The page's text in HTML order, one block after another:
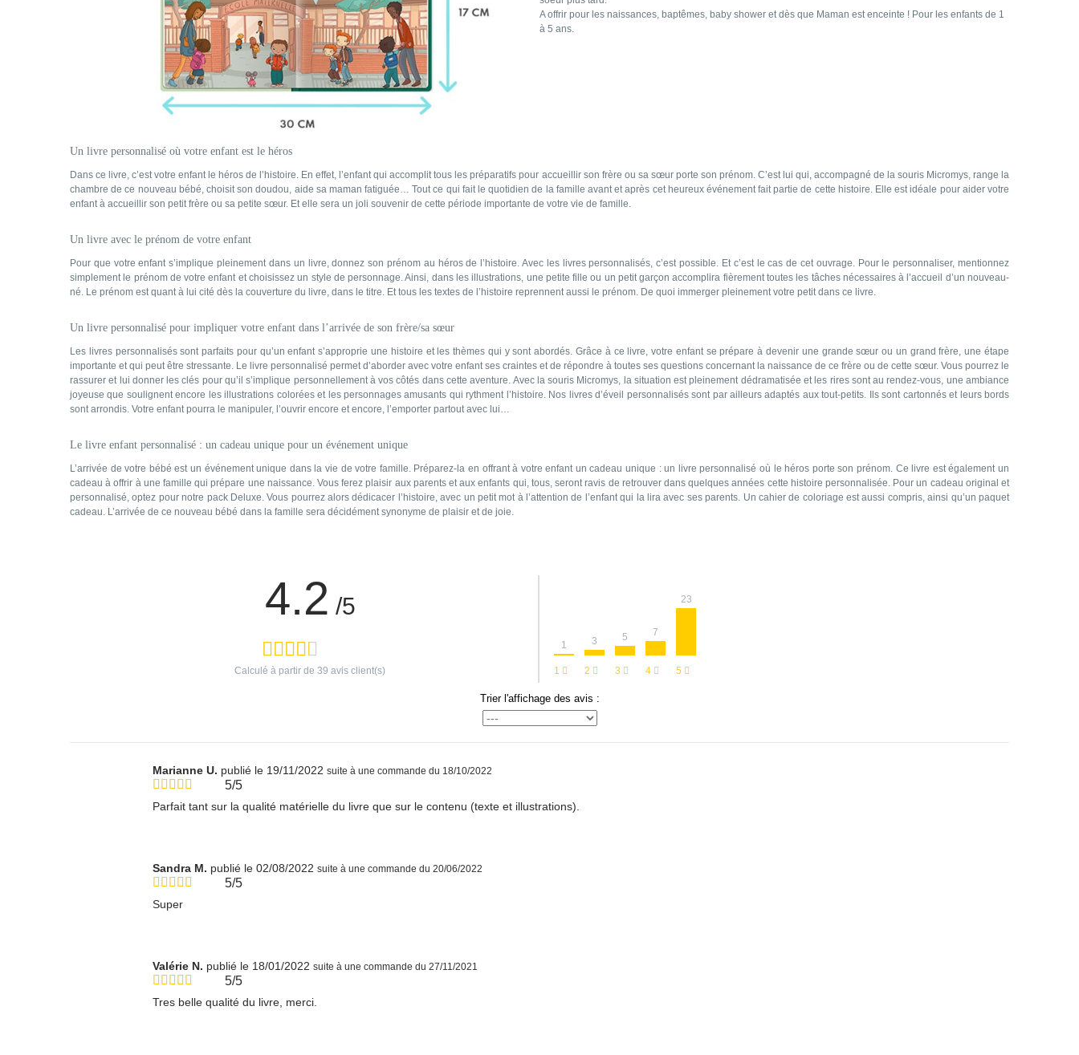
A offrir pour les naissances, baptêmes, baby shower et dès que Maman est enceinte ! Pour les enfants de 1
à 5 ans.
Un livre personnalisé où votre enfant est le héros
Dans ce livre, c’est votre enfant le héros de l’histoire. En effet, l’enfant qui accomplit tous les préparatifs pour accueillir son frère ou sa sœur porte son prénom. C’est lui qui, accompagné de la souris Micromys, range la
chambre de ce nouveau bébé, choisit son doudou, aide sa maman fatiguée… Tout ce qui fait le quotidien de la famille avant et après cet heureux événement fait partie de cette histoire. Elle est idéale pour aider votre
enfant à accueillir son petit frère ou sa petite sœur. Et elle sera un joli souvenir de cette période importante de votre vie de famille.
Un livre avec le prénom de votre enfant
Pour que votre enfant s’implique pleinement dans un livre, donnez son prénom au héros de l’histoire. Avec les livres personnalisés, c’est possible. Et c’est le cas de cet ouvrage. Pour le personnaliser, mentionnez
simplement le prénom de votre enfant et choisissez un style de personnage. Ainsi, dans les illustrations, une petite fille ou un petit garçon accomplira fièrement toutes les tâches nécessaires à l’accueil d’un nouveau-
né. Le prénom est quant à lui cité dès la couverture du livre, dans le titre. Et tous les textes de l’histoire reprennent aussi le prénom. De quoi immerger pleinement votre petit dans ce livre.
Un livre personnalisé pour impliquer votre enfant dans l’arrivée de son frère/sa sœur
Les livres personnalisés sont parfaits pour qu’un enfant s’approprie une histoire et les thèmes qui y sont abordés. Grâce à ce livre, votre enfant se prépare à devenir une grande sœur ou un grand frère, une étape
importante et qui peut être stressante. Le livre personnalisé permet d’aborder avec votre enfant ses craintes et de répondre à toutes ses questions concernant la naissance de ce frère ou de cette sœur. Vous pourrez le
rassurer et lui donner les clés pour qu’il s’implique personnellement à vos côtés dans cette aventure. Avec la souris Micromys, la situation est pleinement dédramatisée et les rires sont au rendez-vous, une ambiance
joyeuse que soulignent encore les illustrations colorées et les personnages amusants qui rythment l’histoire. Nos livres d’éveil personnalisés sont par ailleurs adaptés aux tout-petits. Ils sont cartonnés et leurs bords
sont arrondis. Votre enfant pourra le manipuler, l’ouvrir encore et encore, l’emporter partout avec lui…
Le livre enfant personnalisé : un cadeau unique pour un événement unique
L’arrivée de votre bébé est un événement unique dans la vie de votre famille. Préparez-la en offrant à votre enfant un cadeau unique : un livre personnalisé où le héros porte son prénom. Ce livre est également un
cadeau à offrir à une famille qui prépare une naissance. Vous ferez plaisir aux parents et aux enfants qui, tous, seront ravis de retrouver dans quelques années cette histoire personnalisée. Pour un cadeau original et
personnalisé, optez pour notre pack Deluxe. Vous pourrez alors dédicacer l’histoire, avec un petit mot à l’attention de l’enfant qui la lira avec ses parents. Un cahier de coloriage est aussi compris, ainsi qu’un paquet
cadeau. L’arrivée de ce nouveau bébé dans la famille sera décidément synonyme de plaisir et de joie.
4.2 /5
Calculé à partir de 39 avis client(s) 1
1
2
3
3
5
4
7
5
23
Trier l'affichage des avis :
Marianne U. publié le 19/11/2022 suite à une commande du 18/10/2022
5/5
Parfait tant sur la qualité matérielle du livre que sur le contenu (texte et illustrations).
Sandra M. publié le 02/08/2022 suite à une commande du 20/06/2022
5/5
Super
Valérie N. publié le 18/01/2022 suite à une commande du 27/11/2021
5/5
Tres belle qualité du livre, merci.